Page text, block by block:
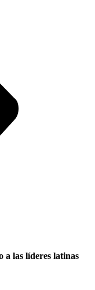
a las líderes latinas